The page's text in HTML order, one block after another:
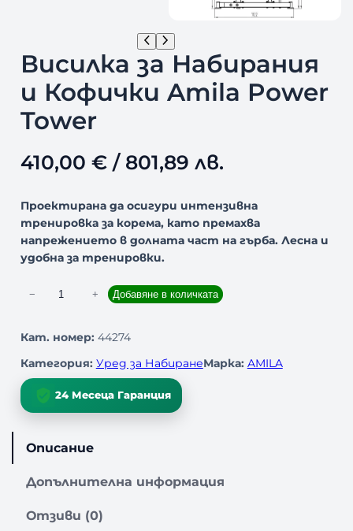
Висилка за Набирания
и Кофички Amila Power
Tower
410,00 €/ 801,89 лв.
Проектирана да осигури интензивна
тренировка за корема, като премахва
напрежението в долната част на гърба. Лесна и
удобна за тренировки.
л
ч
е
с
т
о
и
− + Добавяне в количката
Кат. номер: 44274
Категория: Уред за НабиранеМарка: AMILA
24 Месеца Гаранция
Описание
Допълнителна информация
Отзиви (0)